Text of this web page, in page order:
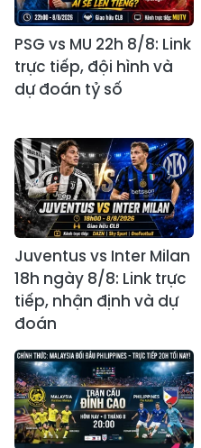
PSG vs MU 22h 8/8: Link
trực tiếp, đội hình và
dự đoán tỷ số
Juventus vs Inter Milan
18h ngày 8/8: Link trực
tiếp, nhận định và dự
đoán